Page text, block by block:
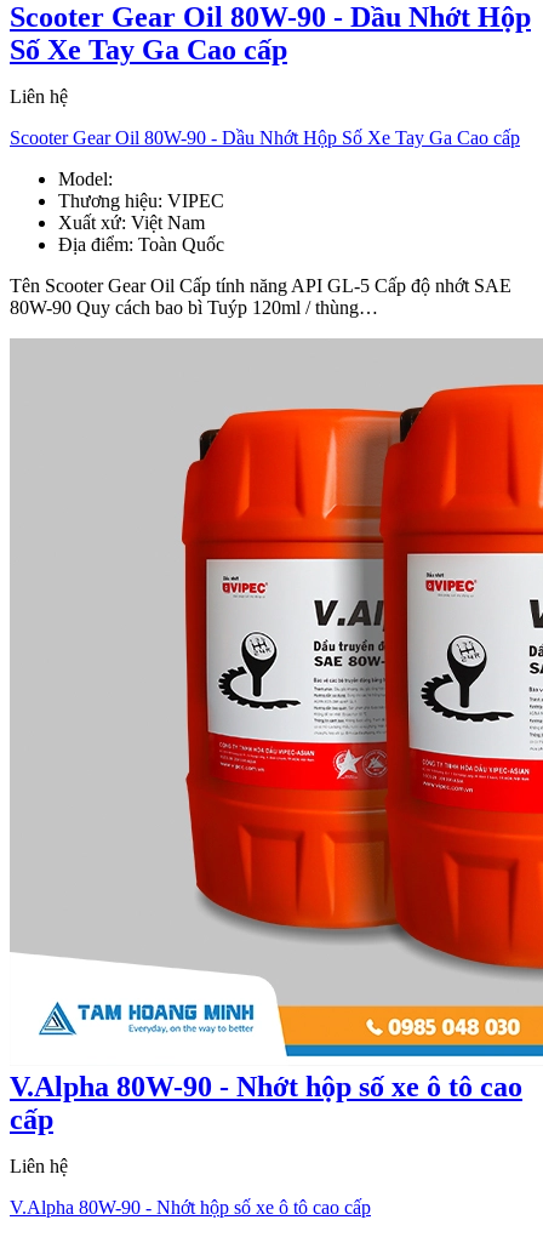
Scooter Gear Oil 80W-90 - Dầu Nhớt Hộp
Số Xe Tay Ga Cao cấp
Liên hệ
Scooter Gear Oil 80W-90 - Dầu Nhớt Hộp Số Xe Tay Ga Cao cấp
Model:
Thương hiệu: VIPEC
Xuất xứ: Việt Nam
Địa điểm: Toàn Quốc
Tên Scooter Gear Oil Cấp tính năng API GL-5 Cấp độ nhớt SAE
80W-90 Quy cách bao bì Tuýp 120ml / thùng…
V.Alpha 80W-90 - Nhớt hộp số xe ô tô cao
cấp
Liên hệ
V.Alpha 80W-90 - Nhớt hộp số xe ô tô cao cấp